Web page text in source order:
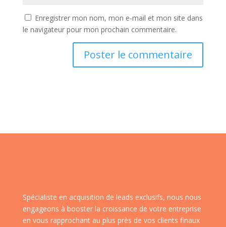
Enregistrer mon nom, mon e-mail et mon site dans
le navigateur pour mon prochain commentaire.
Spécialiste en acquisition de leads exclusifs, nous nous
engageons à booster la croissance de votre entreprise
en vous rapprochant au plus près de vos clients finaux